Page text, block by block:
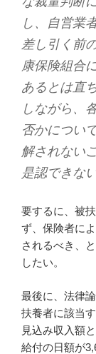
し、自営業
差し引く前
康保険組合
あるとは直
しながら、
否かについ
解されない
是認できない
要するに、被
ず、保険者に
されるべき、
したい。
最後に、法律
扶養者に該当
見込み収入額
給付の日額が